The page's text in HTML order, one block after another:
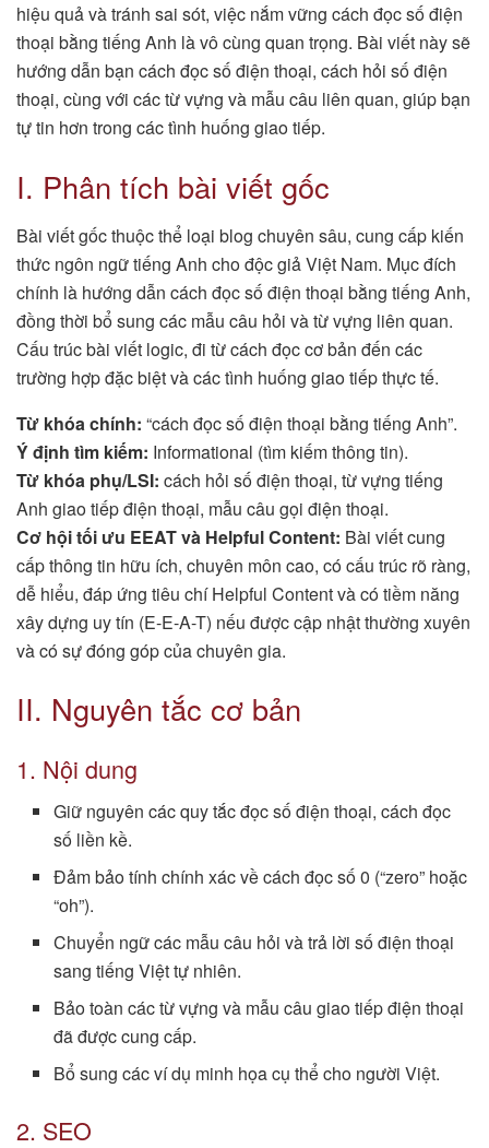
hiệu quả và tránh sai sót, việc nắm vững cách đọc số điện
thoại bằng tiếng Anh là vô cùng quan trọng. Bài viết này sẽ
hướng dẫn bạn cách đọc số điện thoại, cách hỏi số điện
thoại, cùng với các từ vựng và mẫu câu liên quan, giúp bạn
tự tin hơn trong các tình huống giao tiếp.
I. Phân tích bài viết gốc
Bài viết gốc thuộc thể loại blog chuyên sâu, cung cấp kiến
thức ngôn ngữ tiếng Anh cho độc giả Việt Nam. Mục đích
chính là hướng dẫn cách đọc số điện thoại bằng tiếng Anh,
đồng thời bổ sung các mẫu câu hỏi và từ vựng liên quan.
Cấu trúc bài viết logic, đi từ cách đọc cơ bản đến các
trường hợp đặc biệt và các tình huống giao tiếp thực tế.
Từ khóa chính: “cách đọc số điện thoại bằng tiếng Anh”.
Ý định tìm kiếm: Informational (tìm kiếm thông tin).
Từ khóa phụ/LSI: cách hỏi số điện thoại, từ vựng tiếng
Anh giao tiếp điện thoại, mẫu câu gọi điện thoại.
Cơ hội tối ưu EEAT và Helpful Content: Bài viết cung
cấp thông tin hữu ích, chuyên môn cao, có cấu trúc rõ ràng,
dễ hiểu, đáp ứng tiêu chí Helpful Content và có tiềm năng
xây dựng uy tín (E-E-A-T) nếu được cập nhật thường xuyên
và có sự đóng góp của chuyên gia.
II. Nguyên tắc cơ bản
1. Nội dung
Giữ nguyên các quy tắc đọc số điện thoại, cách đọc
số liền kề.
Đảm bảo tính chính xác về cách đọc số 0 (“zero” hoặc
“oh”).
Chuyển ngữ các mẫu câu hỏi và trả lời số điện thoại
sang tiếng Việt tự nhiên.
Bảo toàn các từ vựng và mẫu câu giao tiếp điện thoại
đã được cung cấp.
Bổ sung các ví dụ minh họa cụ thể cho người Việt.
2. SEO